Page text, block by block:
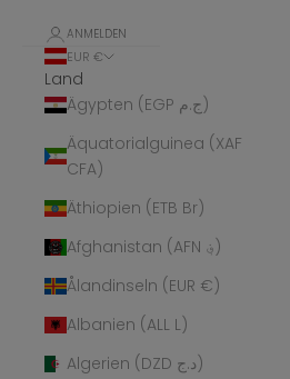
ANMELDEN
EUR €
Land
Ägypten (EGP ج.م)
Äquatorialguinea (XAF
CFA)
Äthiopien (ETB Br)
Afghanistan (AFN ؋)
Ålandinseln (EUR €)
Albanien (ALL L)
Algerien (DZD د.ج)